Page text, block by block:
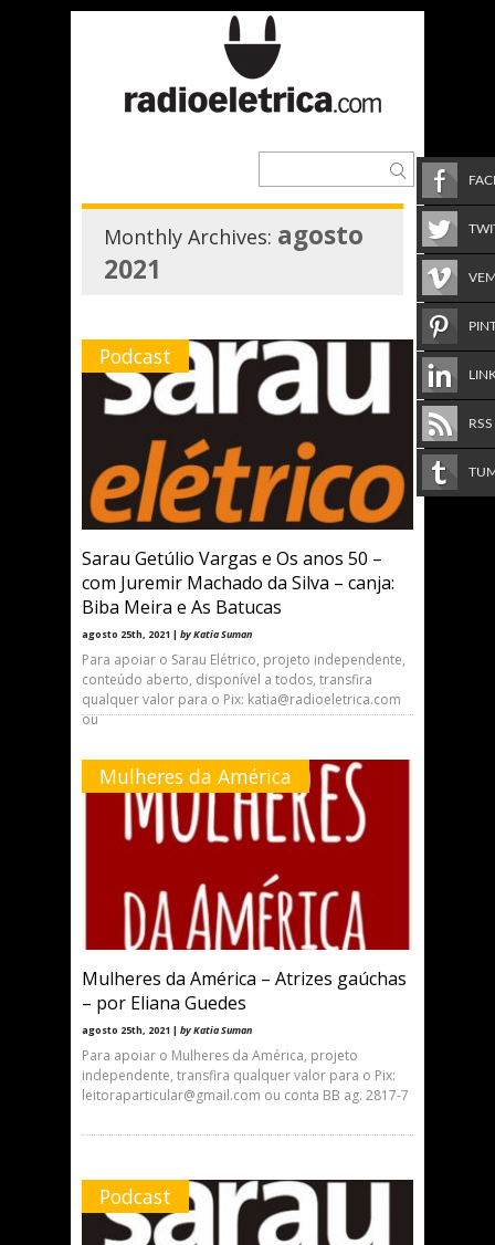
Monthly Archives: agosto
2021
Podcast
Sarau Getúlio Vargas e Os anos 50 –
com Juremir Machado da Silva – canja:
Biba Meira e As Batucas
agosto 25th, 2021 | by Katia Suman
Para apoiar o Sarau Elétrico, projeto independente,
conteúdo aberto, disponível a todos, transfira
qualquer valor para o Pix: katia@radioeletrica.com
ou
Mulheres da América
Mulheres da América – Atrizes gaúchas
– por Eliana Guedes
agosto 25th, 2021 | by Katia Suman
Para apoiar o Mulheres da América, projeto
independente, transfira qualquer valor para o Pix:
leitoraparticular@gmail.com ou conta BB ag. 2817-7
Podcast
RSS